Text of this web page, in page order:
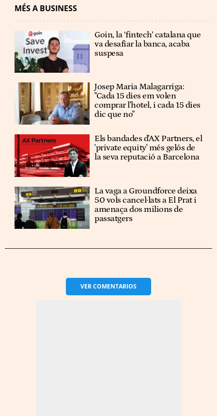
MÉS A BUSINESS
Goin, la ‘fintech’ catalana que
va desafiar la banca, acaba
suspesa
Josep Maria Malagarriga:
"Cada 15 dies em volen
comprar l'hotel, i cada 15 dies
dic que no"
Els bandades d'AX Partners, el
'private equity' més gelós de
la seva reputació a Barcelona
La vaga a Groundforce deixa
50 vols cancel·lats a El Prat i
amenaça dos milions de
passatgers
VERCOMENTARIOS